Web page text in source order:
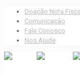
Doação Nota
Comunicação
Fale Conosco
Nos Ajude